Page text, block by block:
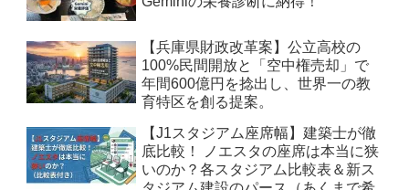
【兵庫県財政改革案】公立高校の
100%民間開放と「空中権売却」で
年間600億円を捻出し、世界一の教
育特区を創る提案。
【J1スタジアム座席幅】建築士が徹
底比較！ ノエスタの座席は本当に狭
いのか？各スタジアム比較表＆新ス